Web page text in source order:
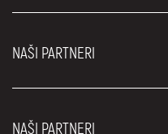
Luksuzni automobili
Cene
Blog
O nama
NAŠI PARTNERI
NAŠI PARTNERI